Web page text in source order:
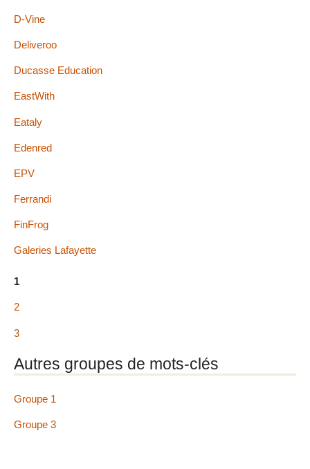
D-Vine
Deliveroo
Ducasse Education
EastWith
Eataly
Edenred
EPV
Ferrandi
FinFrog
Galeries Lafayette
1
2
3
Autres groupes de mots-clés
Groupe 1
Groupe 3